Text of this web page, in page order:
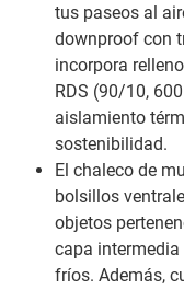
tus paseos al
downproof con
incorpora
RDS (90/10,
aislamiento
sostenibilidad.
El chaleco de
bolsillos
objetos
capa
fríos. Además,